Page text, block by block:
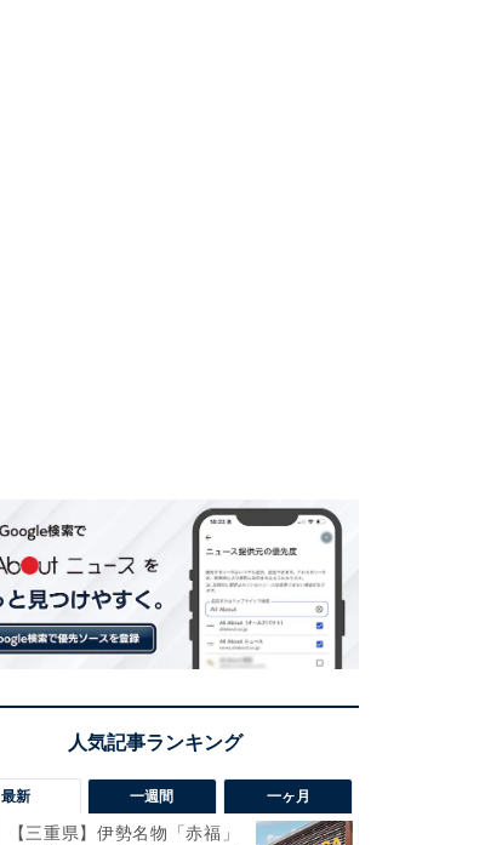
最新 一週間 一ヶ月
【三重県】伊勢名物「赤福」